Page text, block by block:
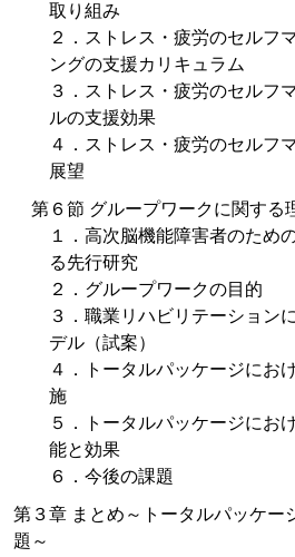
取り組み
２．ストレス・疲労のセルフ
ングの支援カリキュラム
３．ストレス・疲労のセルフ
ルの支援効果
４．ストレス・疲労のセルフ
展望
第６節 グループワークに関する
１．高次脳機能障害者のため
る先行研究
２．グループワークの目的
３．職業リハビリテーション
デル（試案）
４．トータルパッケージにお
施
５．トータルパッケージにお
能と効果
６．今後の課題
第３章 まとめ～トータルパッケー
題～